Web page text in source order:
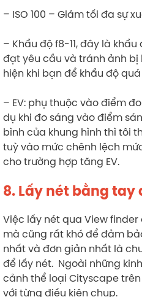
– ISO 100 – Giảm tối đa sự
– Khẩu độ f8-11, đây là
đạt yêu cầu và tránh ảnh
hiện khi bạn để khẩu độ
– EV: phụ thuộc vào điểm
dụ khi đo sáng vào điểm
bình của khung hình thì tôi
tuỳ vào mức chênh lệch
cho trường hợp tăng EV.
8. Lấy nét bằng tay
Việc lấy nét qua View
mà cũng rất khó để đảm
nhất và đơn giản nhất là
để lấy nét. Ngoài những
cảnh thể loại Cityscape
với từng điều kiện chụp.